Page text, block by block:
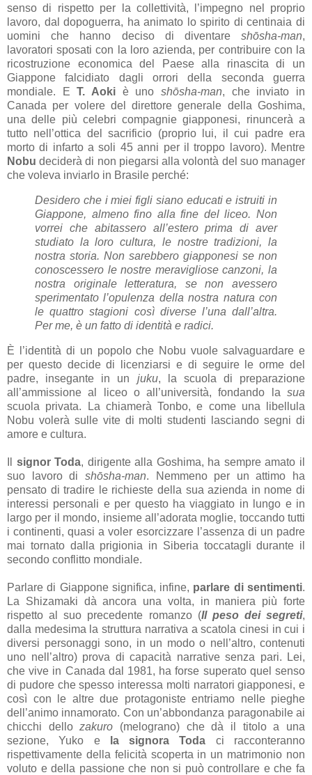
senso di rispetto per la collettività, l’impegno nel proprio
lavoro, dal dopoguerra, ha animato lo spirito di centinaia di
uomini che hanno deciso di diventare shōsha-man,
lavoratori sposati con la loro azienda, per contribuire con la
ricostruzione economica del Paese alla rinascita di un
Giappone falcidiato dagli orrori della seconda guerra
mondiale. ET. Aoki è unoshōsha-man, che inviato in
Canada per volere del direttore generale della Goshima,
una delle più celebri compagnie giapponesi, rinuncerà a
tutto nell’ottica del sacrificio (proprio lui, il cui padre era
morto di infarto a soli 45 anni per il troppo lavoro). Mentre
Nobu deciderà di non piegarsi alla volontà del suo manager
che voleva inviarlo in Brasile perché:
Desidero che i miei figli siano educati e istruiti in
Giappone, almeno fino alla fine del liceo. Non
vorrei che abitassero all’estero prima di aver
studiato la loro cultura, le nostre tradizioni, la
nostra storia. Non sarebbero giapponesi se non
conoscessero le nostre meravigliose canzoni, la
nostra originale letteratura, se non avessero
sperimentato l’opulenza della nostra natura con
le quattro stagioni così diverse l’una dall’altra.
Per me, è un fatto di identità e radici.
È l’identità di un popolo che Nobu vuole salvaguardare e
per questo decide di licenziarsi e di seguire le orme del
padre, insegante in un juku, la scuola di preparazione
all’ammissione al liceo o all’università, fondando la sua
scuola privata. La chiamerà Tonbo, e come una libellula
Nobu volerà sulle vite di molti studenti lasciando segni di
amore e cultura.
signor Toda, dirigente alla Goshima, ha sempre amato il
suo lavoro di shōsha-man. Nemmeno per un attimo ha
pensato di tradire le richieste della sua azienda in nome di
interessi personali e per questo ha viaggiato in lungo e in
largo per il mondo, insieme all’adorata moglie, toccando tutti
i continenti, quasi a voler esorcizzare l’assenza di un padre
mai tornato dalla prigionia in Siberia toccatagli durante il
secondo conflitto mondiale.
Parlare di Giappone significa, infine, parlare di sentimenti.
La Shizamaki dà ancora una volta, in maniera più forte
rispetto al suo precedente romanzo (Il peso dei segreti,
dalla medesima la struttura narrativa a scatola cinesi in cui i
diversi personaggi sono, in un modo o nell’altro, contenuti
uno nell’altro) prova di capacità narrative senza pari. Lei,
che vive in Canada dal 1981, ha forse superato quel senso
di pudore che spesso interessa molti narratori giapponesi, e
così con le altre due protagoniste entriamo nelle pieghe
dell’animo innamorato. Con un’abbondanza paragonabile ai
chicchi dellozakuro (melograno) che dà il titolo a una
sezione, Yuko e
la signora Toda ci racconteranno
rispettivamente della felicità scoperta in un matrimonio non
voluto e della passione che non si può controllare e che fa